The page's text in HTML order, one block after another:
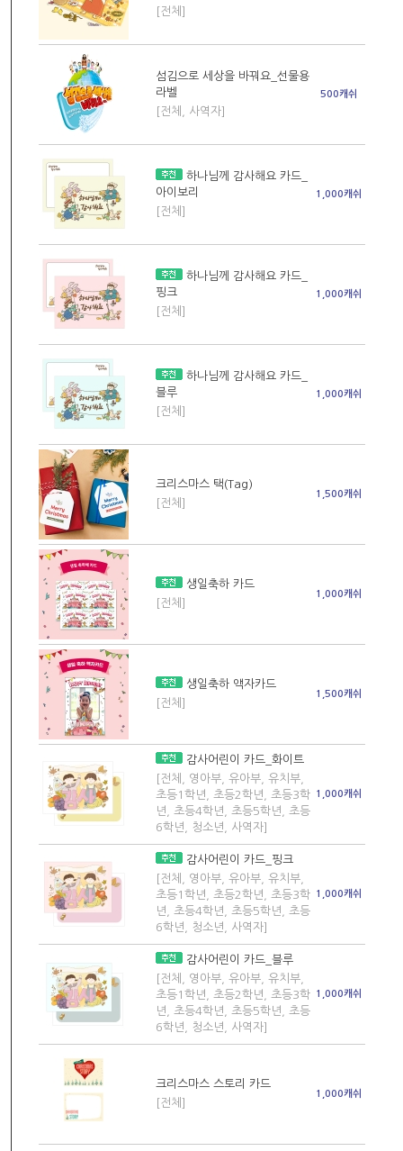
[전체]
섬김으로 세상을 바꿔요_선물용
라벨
[전체, 사역자]
500캐쉬
하나님께 감사해요 카드_
아이보리
[전체]
1,000캐쉬
하나님께 감사해요 카드_
핑크
[전체]
1,000캐쉬
하나님께 감사해요 카드_
블루
[전체]
1,000캐쉬
크리스마스 택(Tag)
[전체]
1,500캐쉬
생일축하 카드
[전체]
1,000캐쉬
생일축하 액자카드
[전체]
1,500캐쉬
감사어린이 카드_화이트
[전체, 영아부, 유아부, 유치부,
초등1학년, 초등2학년, 초등3학
년, 초등4학년, 초등5학년, 초등
6학년, 청소년, 사역자]
1,000캐쉬
감사어린이 카드_핑크
[전체, 영아부, 유아부, 유치부,
초등1학년, 초등2학년, 초등3학
년, 초등4학년, 초등5학년, 초등
6학년, 청소년, 사역자]
1,000캐쉬
감사어린이 카드_블루
[전체, 영아부, 유아부, 유치부,
초등1학년, 초등2학년, 초등3학
년, 초등4학년, 초등5학년, 초등
6학년, 청소년, 사역자]
1,000캐쉬
크리스마스 스토리 카드
[전체]
1,000캐쉬